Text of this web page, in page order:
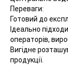
Переваги:
Готовий до
Ідеально
операторів,
Вигідне
продукції.